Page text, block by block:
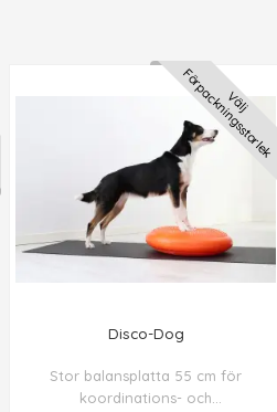
Välj
Förpackningsstorlek
Disco-Dog
Stor balansplatta 55 cm för
koordinations- och